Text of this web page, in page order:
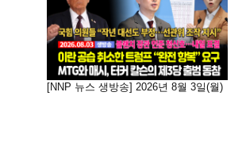
[NNP 뉴스 생방송] 2026년 8월 3일(월)